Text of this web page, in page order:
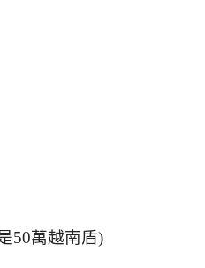
50萬越南盾)